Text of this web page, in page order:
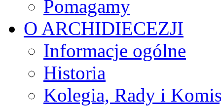
Pomagamy
O ARCHIDIECEZJI
Informacje ogólne
Historia
Kolegia, Rady i